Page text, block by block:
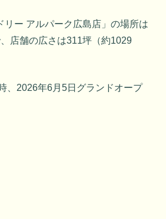
リー アルパーク広島店」の場所は
店舗の広さは311坪（約1029
、2026年6月5日グランドオープ